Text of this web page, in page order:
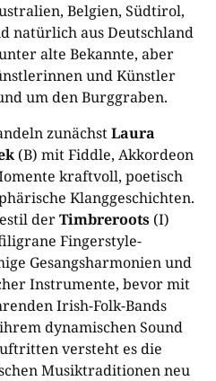
Belgien, Südtirol,
natürlich aus Deutschland
alte Bekannte, aber
und Künstler
um den Burggraben.
zunächstLaura
(B) mit Fiddle, Akkordeon
kraftvoll, poetisch
Klanggeschichten.
derTimbreroots(I)
Fingerstyle-
Gesangsharmonien und
Instrumente, bevor mit
Irish-Folk-Bands
dynamischen Sound
versteht es die
Musiktraditionen neu